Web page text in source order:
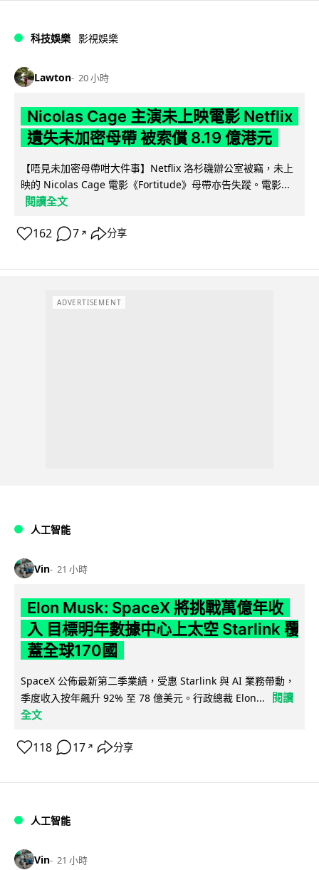
科技娛樂 影視娛樂
Lawton 20 小時
Nicolas Cage 主演未上映電影 Netflix
遺失未加密母帶 被索償 8.19 億港元
【唔見未加密母帶咁大件事】Netflix 洛杉磯辦公室被竊，未上
映的 Nicolas Cage 電影《Fortitude》母帶亦告失蹤。電影...
閱讀全文
162 7 ↗ 分享
ADVERTISEMENT
人工智能
Vin 21 小時
Elon Musk: SpaceX 將挑戰萬億年收
入 目標明年數據中心上太空 Starlink 覆
蓋全球170國
SpaceX 公佈最新第二季業績，受惠 Starlink 與 AI 業務帶動，
季度收入按年飆升 92% 至 78 億美元。行政總裁 Elon...
閱讀
全文
118 17 ↗ 分享
人工智能
Vin 21 小時